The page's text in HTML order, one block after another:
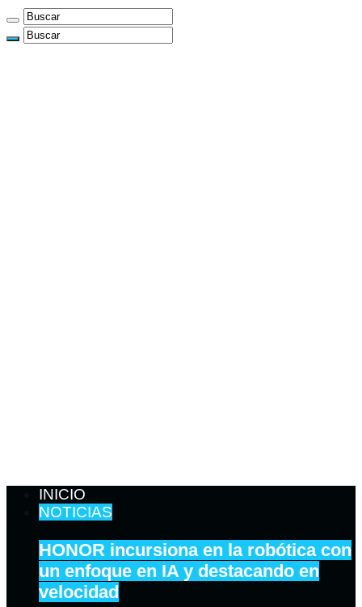
INICIO
NOTICIAS
HONOR incursiona en la robótica con
un enfoque en IA y destacando en
velocidad